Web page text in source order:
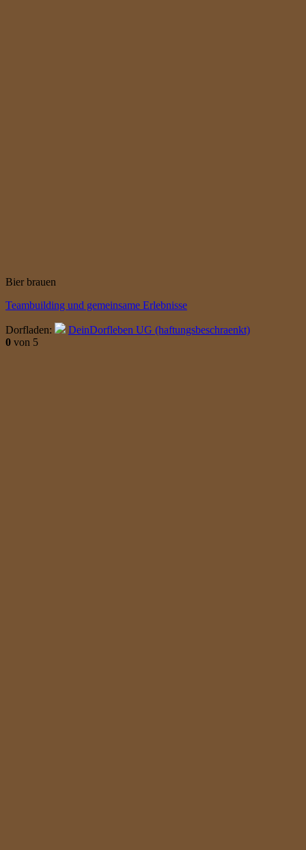
Bier brauen
Teambuilding und gemeinsame Erlebnisse
Dorfladen:
DeinDorfleben UG (haftungsbeschraenkt)
0 von 5